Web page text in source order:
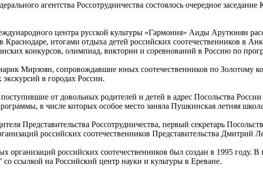
агентства Россотрудничества состоялось очередное
центра русской культуры «Гармония» Аиды Арутюнян
итогами отдыха детей российских соотечественников в
конкурсов, олимпиад, викторин и соревнований в Россию по
Мирзоян, сопровождавшие юных соотечественников по Золотому
в городах России.
от довольных родителей и детей в адрес Посольства
в числе которых особое место заняла Пушкинская летняя
Представительства Россотрудничества, первый секретарь
российских соотечественников Представительства Дмитрий
российских соотечественников был создан в 1995 году. В
ссылкой на Российский центр науки и культуры в Ереване.